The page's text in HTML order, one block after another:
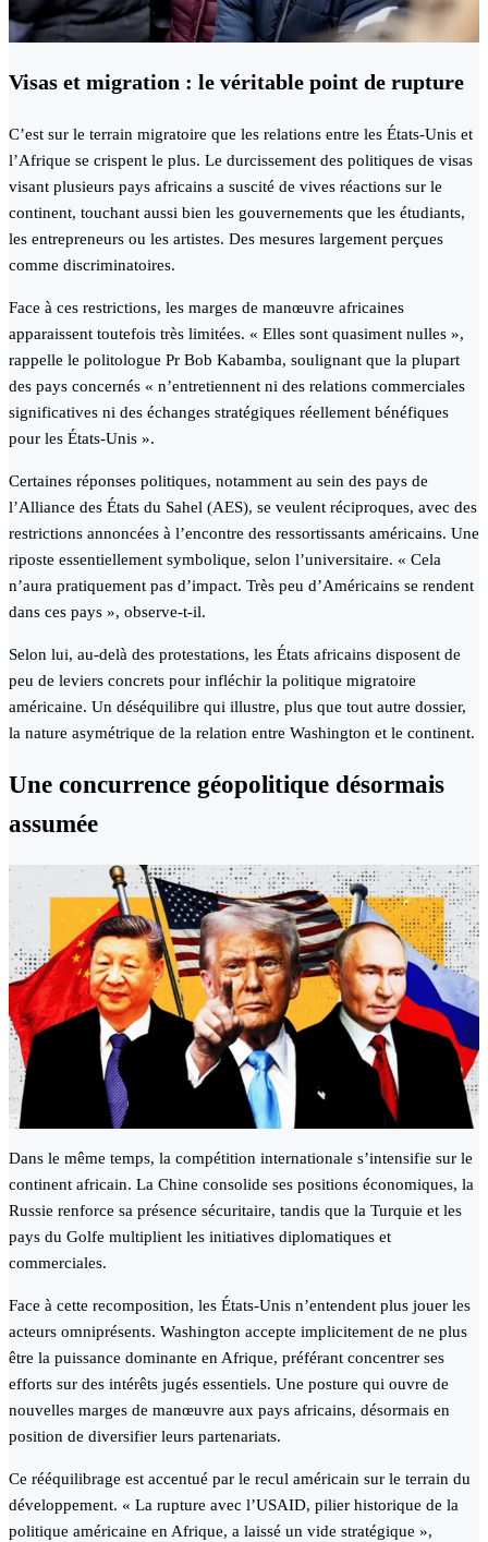
Visas et migration : le véritable point de rupture
C’est sur le terrain migratoire que les relations entre les États-Unis et
l’Afrique se crispent le plus. Le durcissement des politiques de visas
visant plusieurs pays africains a suscité de vives réactions sur le
continent, touchant aussi bien les gouvernements que les étudiants,
les entrepreneurs ou les artistes. Des mesures largement perçues
comme discriminatoires.
Face à ces restrictions, les marges de manœuvre africaines
apparaissent toutefois très limitées. « Elles sont quasiment nulles »,
rappelle le politologue Pr Bob Kabamba, soulignant que la plupart
des pays concernés « n’entretiennent ni des relations commerciales
significatives ni des échanges stratégiques réellement bénéfiques
pour les États-Unis ».
Certaines réponses politiques, notamment au sein des pays de
l’Alliance des États du Sahel (AES), se veulent réciproques, avec des
restrictions annoncées à l’encontre des ressortissants américains. Une
riposte essentiellement symbolique, selon l’universitaire. « Cela
n’aura pratiquement pas d’impact. Très peu d’Américains se rendent
dans ces pays », observe-t-il.
Selon lui, au-delà des protestations, les États africains disposent de
peu de leviers concrets pour infléchir la politique migratoire
américaine. Un déséquilibre qui illustre, plus que tout autre dossier,
la nature asymétrique de la relation entre Washington et le continent.
Une concurrence géopolitique désormais
assumée
Dans le même temps, la compétition internationale s’intensifie sur le
continent africain. La Chine consolide ses positions économiques, la
Russie renforce sa présence sécuritaire, tandis que la Turquie et les
pays du Golfe multiplient les initiatives diplomatiques et
commerciales.
Face à cette recomposition, les États-Unis n’entendent plus jouer les
acteurs omniprésents. Washington accepte implicitement de ne plus
être la puissance dominante en Afrique, préférant concentrer ses
efforts sur des intérêts jugés essentiels. Une posture qui ouvre de
nouvelles marges de manœuvre aux pays africains, désormais en
position de diversifier leurs partenariats.
Ce rééquilibrage est accentué par le recul américain sur le terrain du
développement. « La rupture avec l’USAID, pilier historique de la
politique américaine en Afrique, a laissé un vide stratégique »,